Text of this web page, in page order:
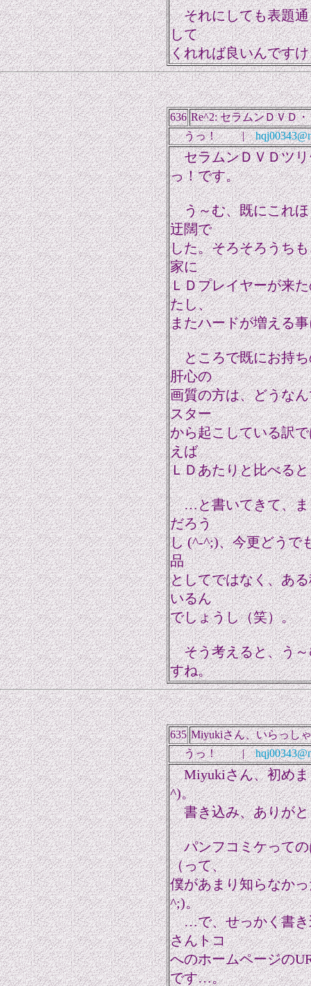
それにしても表題通
して
くれれば良いんです
636 Re^2: セラムンＤＶＤ
うっ！ |
セラムンＤＶＤツリ
っ！です。
う～む、既にこれほ
迂闊で
した。そろそろうち
家に
ＬＤプレイヤーが来
たし、
またハードが増える
ところで既にお持ち
肝心の
画質の方は、どうな
スター
から起こしている訳
えば
ＬＤあたりと比べる
…と書いてきて、ま
だろう
し (^-^;)、今更どうで
品
としてではなく、あ
いるん
でしょうし（笑）。
そう考えると、う～
すね。
635 Miyukiさん、いらっし
うっ！ |
Miyukiさん、初めま
^)。
書き込み、ありがと
パンフコミケっての
（って、
僕があまり知らなか
^;)。
…で、せっかく書き
さんトコ
へのホームページの
です…。